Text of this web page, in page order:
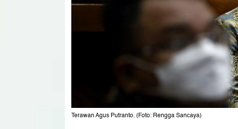
Terawan Agus Putranto. (Foto: Rengga Sancaya)